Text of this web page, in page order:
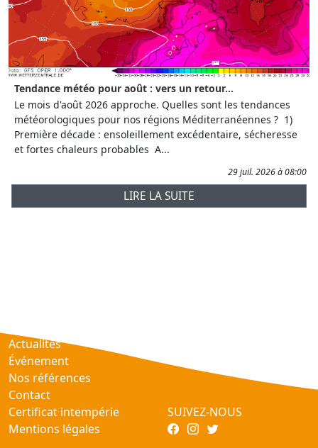
Tendance météo pour août : vers un retour...
Le mois d'août 2026 approche. Quelles sont les tendances
météorologiques pour nos régions Méditerranéennes ? 1)
Première décade : ensoleillement excédentaire, sécheresse
et fortes chaleurs probables A...
29 juil. 2026 à 08:00
LIRE LA SUITE
Actualités
Événement
Nos références
Contact
Certificat intempérie
Mentions légales
SUIVEZ-NOUS